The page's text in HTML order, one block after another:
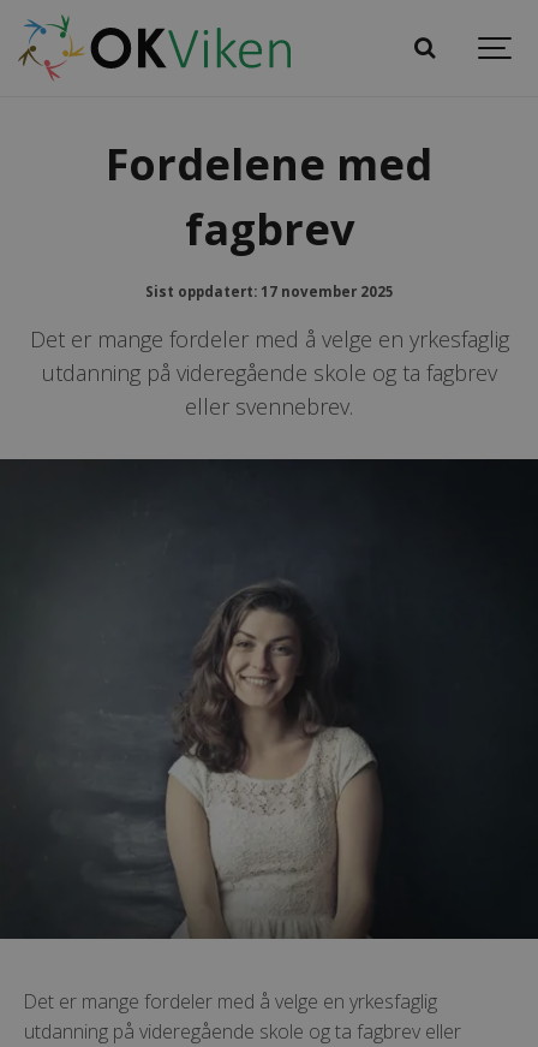
Fordelene med
fagbrev
Sist oppdatert: 17 november 2025
Det er mange fordeler med å velge en yrkesfaglig
utdanning på videregående skole og ta fagbrev
eller svennebrev.
Det er mange fordeler med å velge en yrkesfaglig
utdanning på videregående skole og ta fagbrev eller